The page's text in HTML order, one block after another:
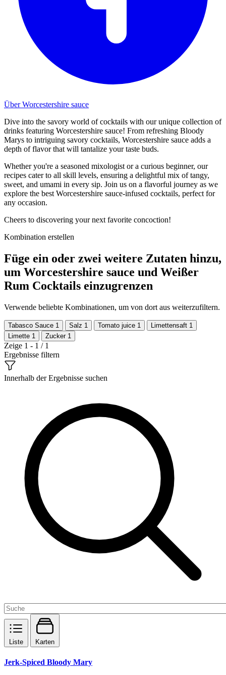
Über Worcestershire sauce
Dive into the savory world of cocktails with our unique collection of
drinks featuring Worcestershire sauce! From refreshing Bloody
Marys to intriguing savory cocktails, Worcestershire sauce adds a
depth of flavor that will tantalize your taste buds.
Whether you're a seasoned mixologist or a curious beginner, our
recipes cater to all skill levels, ensuring a delightful mix of tangy,
sweet, and umami in every sip. Join us on a flavorful journey as we
explore the best Worcestershire sauce-infused cocktails, perfect for
any occasion.
Cheers to discovering your next favorite concoction!
Kombination erstellen
Füge ein oder zwei weitere Zutaten hinzu,
um Worcestershire sauce und Weißer
Rum Cocktails einzugrenzen
Verwende beliebte Kombinationen, um von dort aus weiterzufiltern.
Tabasco Sauce 1 Salz 1 Tomato juice 1 Limettensaft 1
Limette 1 Zucker 1
Zeige 1 - 1 / 1
Ergebnisse filtern
Innerhalb der Ergebnisse suchen
Liste Karten
Jerk-Spiced Bloody Mary